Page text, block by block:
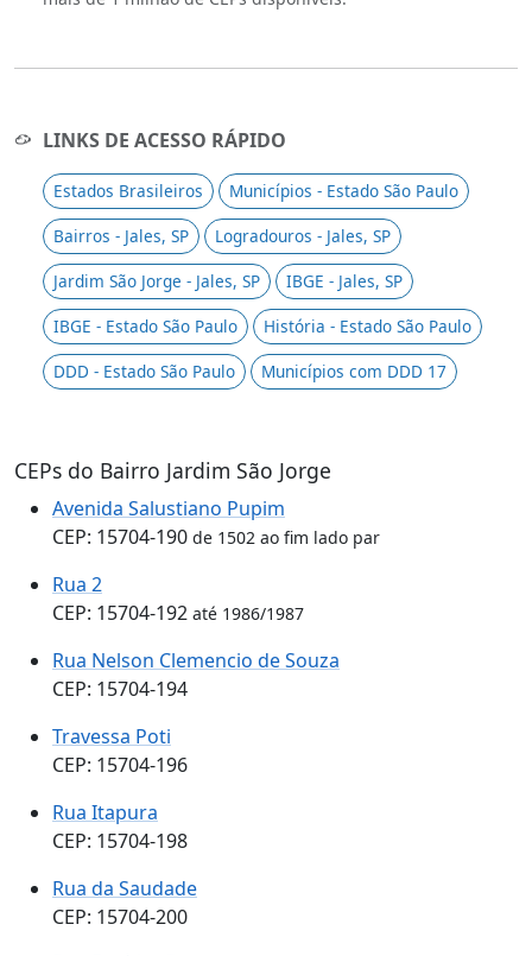
LINKS DE ACESSO RÁPIDO
Estados Brasileiros
Municípios - Estado São Paulo
Bairros - Jales, SP
Logradouros - Jales, SP
Jardim São Jorge - Jales, SP
IBGE - Jales, SP
IBGE - Estado São Paulo
História - Estado São Paulo
DDD - Estado São Paulo
Municípios com DDD 17
CEPs do Bairro Jardim São Jorge
Avenida Salustiano Pupim
CEP: 15704-190 de 1502 ao fim lado par
Rua 2
CEP: 15704-192 até 1986/1987
Rua Nelson Clemencio de Souza
CEP: 15704-194
Travessa Poti
CEP: 15704-196
Rua Itapura
CEP: 15704-198
Rua da Saudade
CEP: 15704-200